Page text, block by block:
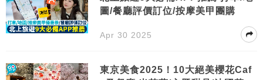
圖/餐廳評價訂位/按摩美甲團購
Apr 30 2025
東京美食2025！10大絕美櫻花Caf